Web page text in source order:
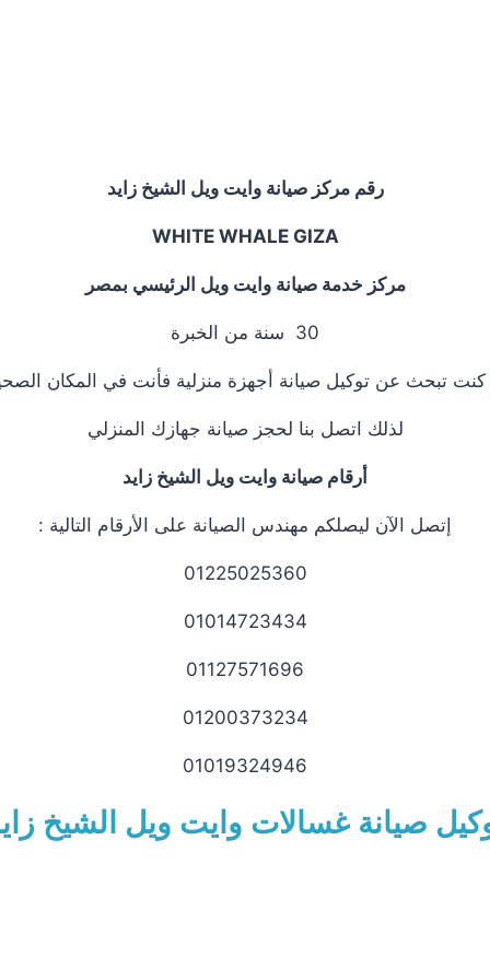
رقم مركز صيانة وايت ويل الشيخ زايد
WHITE WHALE GIZA
مركز خدمة صيانة وايت ويل الرئيسي بمصر
30 سنة من الخبرة
كنت تبحث عن توكيل صيانة أجهزة منزلية فأنت في المكان
لذلك اتصل بنا لحجز صيانة جهازك المنزلي
أرقام صيانة وايت ويل الشيخ زايد
إتصل الآن ليصلكم مهندس الصيانة على الأرقام التالية :
01225025360
01014723434
01127571696
01200373234
01019324946
صيانة غسالات وايت ويل الشيخ